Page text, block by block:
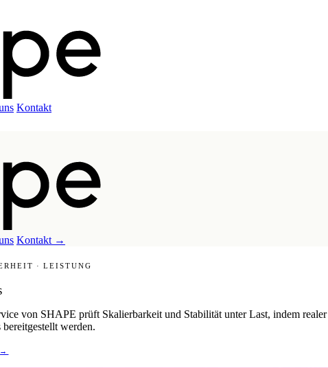
Kontakt
Kontakt →
· LEISTUNG
von SHAPE prüft Skalierbarkeit und Stabilität unter Last, indem
werden.
→